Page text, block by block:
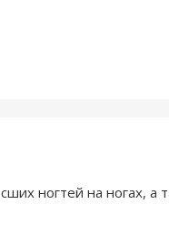
ногтей на ногах, а